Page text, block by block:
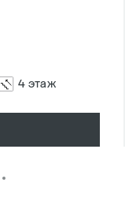
4 этаж